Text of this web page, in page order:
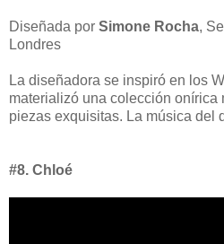
Diseñada por Simone Rocha,
Londres
La diseñadora se inspiró en los
materializó una colección onírica
piezas exquisitas. La música del
#8. Chloé